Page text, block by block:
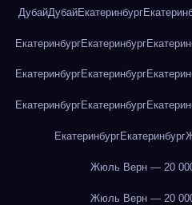
ДубайДубайЕкатеринбург
ЕкатеринбургЕкатеринбург
ЕкатеринбургЕкатеринбург
ЕкатеринбургЕкатеринбург
ЕкатеринбургЕкатеринбург
Жюль Верн — 20
Жюль Верн — 20